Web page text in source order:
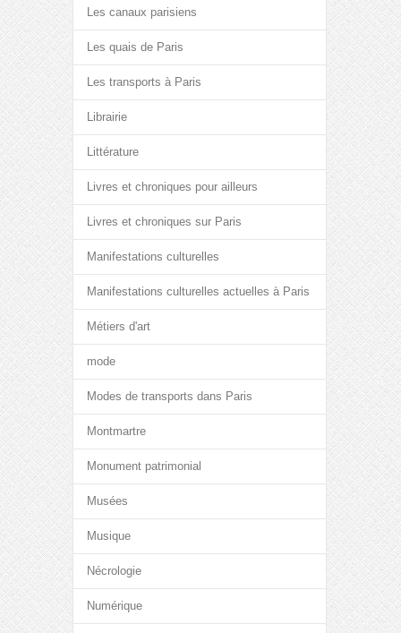
Les canaux parisiens
Les quais de Paris
Les transports à Paris
Librairie
Littérature
Livres et chroniques pour ailleurs
Livres et chroniques sur Paris
Manifestations culturelles
Manifestations culturelles actuelles à Paris
Métiers d'art
mode
Modes de transports dans Paris
Montmartre
Monument patrimonial
Musées
Musique
Nécrologie
Numérique